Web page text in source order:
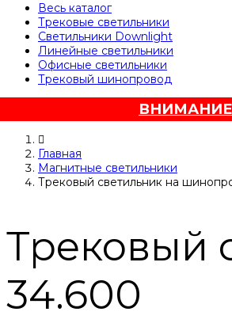
Весь каталог
Трековые светильники
Светильники Downlight
Линейные светильники
Офисные светильники
Трековый шинопровод
ВНИМАНИЕ!
Главная
Магнитные светильники
Трековый светильник на
Трековый
34.600